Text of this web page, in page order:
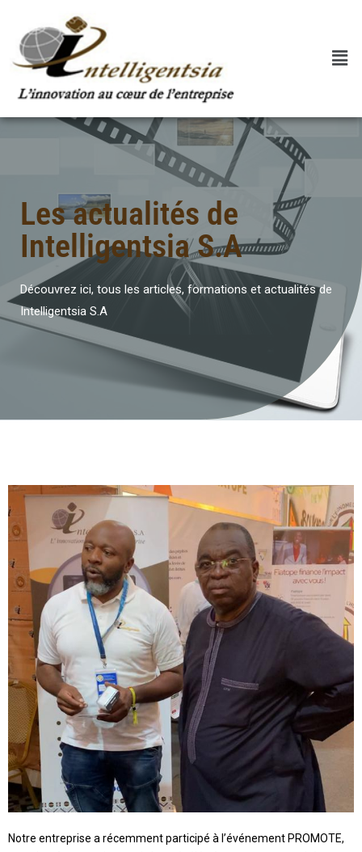
Les actualités de
Intelligentsia S.A
Découvrez ici, tous les articles, formations et actualités de
Intelligentsia S.A
Notre entreprise a récemment participé à l’événement PROMOTE,